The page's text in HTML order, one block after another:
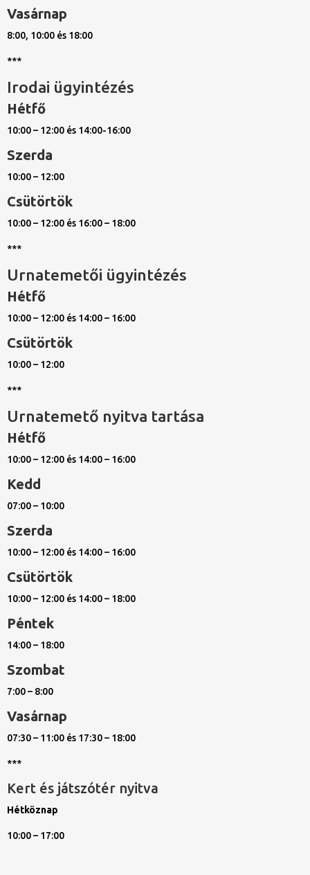
Vasárnap
8:00, 10:00 és 18:00
***
Irodai ügyintézés
Hétfő
10:00 – 12:00 és 14:00-16:00
Szerda
10:00 – 12:00
Csütörtök
10:00 – 12:00 és 16:00 – 18:00
***
Urnatemetői ügyintézés
Hétfő
10:00 – 12:00 és 14:00 – 16:00
Csütörtök
10:00 – 12:00
***
Urnatemető nyitva tartása
Hétfő
10:00 – 12:00 és 14:00 – 16:00
Kedd
07:00 – 10:00
Szerda
10:00 – 12:00 és 14:00 – 16:00
Csütörtök
10:00 – 12:00 és 14:00 – 18:00
Péntek
14:00 – 18:00
Szombat
7:00 – 8:00
Vasárnap
07:30 – 11:00 és 17:30 – 18:00
***
Kert és játszótér nyitva
Hétköznap
10:00 – 17:00